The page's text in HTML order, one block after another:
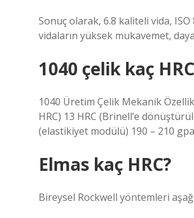
Sonuç olarak, 6.8 kaliteli vida,
vidaların yüksek mukavemet,
1040 çelik kaç
1040 Üretim Çelik Mekanik
HRC) 13 HRC (Brinell’e
(elastikiyet modülü) 190 – 210
Elmas kaç HRC?
Bireysel Rockwell yöntemleri